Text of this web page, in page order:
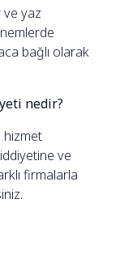
ve yaz
bağlı olarak
nedir?
hizmet
ve
firmalarla